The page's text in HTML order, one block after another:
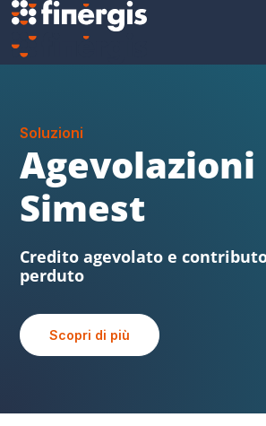
Soluzioni
Sabatini FVG
contributo a fondo perduto
Scopri di più